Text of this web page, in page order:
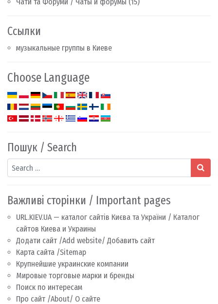
Ссылки
музыкальные группы в Киеве
Choose Language
Пошук / Search
Search
Важливі сторінки / Important pages
URL.KIEV.UA — каталог сайтів Києва та України / Каталог
сайтов Киева и Украины
Додати сайт /Add website/ Добавить сайт
Карта сайта /Sitemap
Крупнейшие украинские компании
Мировые торговые марки и бренды
Поиск по интересам
Про сайт /About/ О сайте